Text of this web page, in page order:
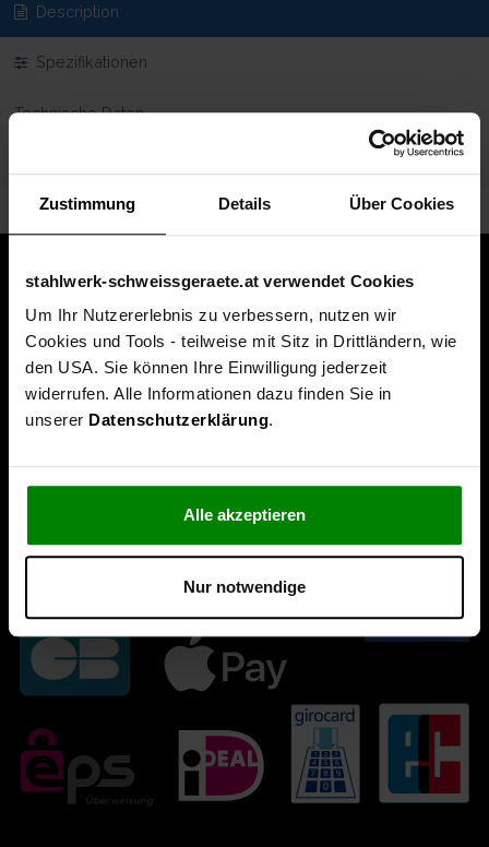
Zustimmung Details Über Cookies
stahlwerk-schweissgeraete.at verwendet Cookies
Um Ihr Nutzererlebnis zu verbessern, nutzen wir
Cookies und Tools - teilweise mit Sitz in Drittländern, wie
den USA. Sie können Ihre Einwilligung jederzeit
widerrufen. Alle Informationen dazu finden Sie in
unserer Datenschutzerklärung.
Alle akzeptieren
Nur notwendige
Description
Spezifikationen
Technische Daten